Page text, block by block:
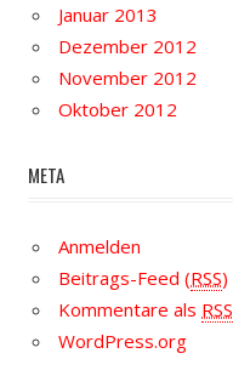
Januar 2013
Dezember 2012
November 2012
Oktober 2012
META
Anmelden
Beitrags-Feed (RSS)
Kommentare als RSS
WordPress.org